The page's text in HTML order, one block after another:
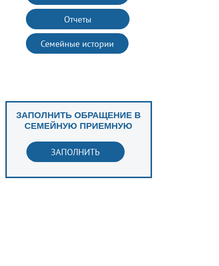
ЗАПОЛНИТЬ ОБРАЩЕНИЕ В
СЕМЕЙНУЮ ПРИЕМНУЮ
ЗАПОЛНИТЬ
Семейные истории
Отчеты